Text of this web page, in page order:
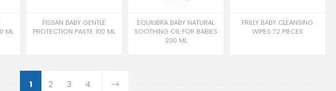
ML
FISSAN BABY GENTLE
PROTECTION PASTE 100 ML
EQUILIBRA BABY NATURAL
SOOTHING OIL FOR BABIES
200 ML
FRILLY BABY CLEANSING
WIPES 72 PIECES
1 2 3 4